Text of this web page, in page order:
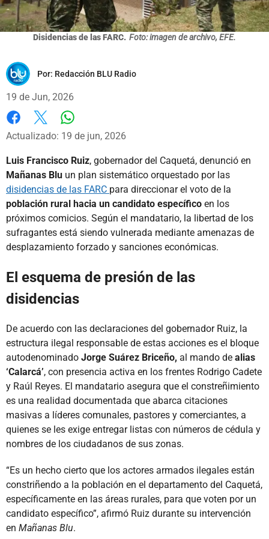
Disidencias de las FARC. Foto: imagen de archivo, EFE.
Por: Redacción BLU Radio
19 de Jun, 2026
Facebook
X
Actualizado: 19 de jun, 2026
Luis Francisco Ruiz, gobernador del Caquetá, denunció en
Mañanas Blu un plan sistemático orquestado por las
disidencias de las FARC para direccionar el voto de la
población rural hacia un candidato específico en los
próximos comicios. Según el mandatario, la libertad de los
sufragantes está siendo vulnerada mediante amenazas de
desplazamiento forzado y sanciones económicas.
El esquema de presión de las
disidencias
De acuerdo con las declaraciones del gobernador Ruiz, la
estructura ilegal responsable de estas acciones es el bloque
autodenominado Jorge Suárez Briceño, al mando de alias
‘Calarcá’, con presencia activa en los frentes Rodrigo Cadete
y Raúl Reyes. El mandatario asegura que el constreñimiento
es una realidad documentada que abarca citaciones
masivas a líderes comunales, pastores y comerciantes, a
quienes se les exige entregar listas con números de cédula y
nombres de los ciudadanos de sus zonas.
“Es un hecho cierto que los actores armados ilegales están
constriñendo a la población en el departamento del Caquetá,
específicamente en las áreas rurales, para que voten por un
candidato específico”, afirmó Ruiz durante su intervención
en Mañanas Blu.